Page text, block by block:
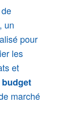
, un
pour
les
et
marché